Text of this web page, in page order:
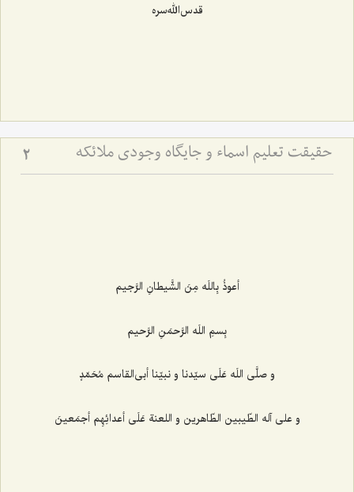
قدس‌الله‌سره
حقیقت تعلیم اسماء و جایگاه وجودی ملائکه 2
أعوذُ بِاللَه مِنَ الشَّیطانِ الرَّجیم
بِسمِ اللَه الرَّحمَنِ الرَّحیم
و صلَّی‌ اللَه عَلَی سیّدنا و نبیّنا أبی‌القاسم مُحَمّدٍ
و علی آله الطّیبین الطّاهرین و اللعنة عَلَی أعدائِهِم أجمَعینَ